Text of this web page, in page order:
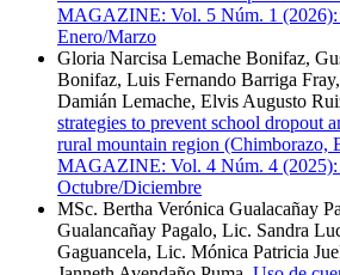
MAGAZINE: Vol. 5 Núm. 1 (2026):
Enero/Marzo
Gloria Narcisa Lemache Bonifaz,
Bonifaz, Luis Fernando Barriga
Damián Lemache, Elvis Augusto
strategies to prevent school dropout
rural mountain region (Chimborazo,
MAGAZINE: Vol. 4 Núm. 4 (2025):
Octubre/Diciembre
MSc. Bertha Verónica Gualacañay
Gualancañay Pagalo, Lic. Sandra
Gaguancela, Lic. Mónica Patricia